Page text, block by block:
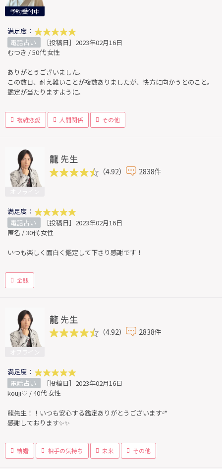
予約受付中
満足度：
電話占い
［投稿日］2023年02月16日
むつき / 50代 女性
ありがとうございました。
この数日、耐え難いことが複数ありましたが、快方に向かうとのこと。
鑑定が当たりますように。
複雑恋愛 人間関係 その他
龍 先生
（4.92） 2838件
満足度：
電話占い
［投稿日］2023年02月16日
匿名 / 30代 女性
いつも楽しく面白く鑑定して下さり感謝です！
金銭
龍 先生
（4.92） 2838件
満足度：
電話占い
［投稿日］2023年02月16日
kouji♡ / 40代 女性
龍先生！！いつも安心する鑑定ありがとうございますᵕ̈*
感謝しております✨✨
結婚 相手の気持ち 未来 その他